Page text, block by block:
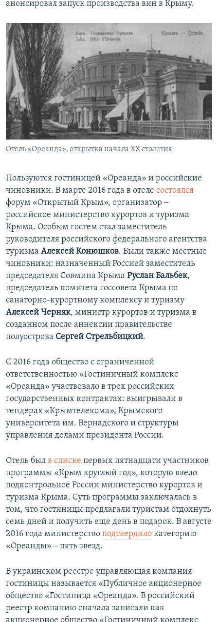
анонсировал запуск производства вин в Крыму.
Отель «Ореанда», открытка начала XX столетия
Пользуются гостиницей «Ореанда» и российские
чиновники. В марте 2016 года в отеле состоялся
форум «Открытый Крым», организатор ‒
российское министерство курортов и туризма
Крыма. Особым гостем стал заместитель
руководителя российского федерального агентства
туризма Алексей Конюшков. Были также местные
чиновники: назначенный Россией заместитель
председателя Совмина Крыма Руслан Бальбек,
председатель комитета госсовета Крыма по
санаторно-курортному комплексу и туризму
Алексей Черняк, министр курортов и туризма в
созданном после аннексии правительстве
полуострова Сергей Стрельбицкий.
С 2016 года общество с ограниченной
ответственностью «Гостиничный комплекс
«Ореанда» участвовало в трех российских
государственных контрактах: выигрывали в
тендерах «Крымтелекома», Крымского
университета им. Вернадского и структуры
управления делами президента России.
Отель был в списке первых пятнадцати участников
программы «Крым круглый год», которую ввело
подконтрольное России министерство курортов и
туризма Крыма. Суть программы заключалась в
том, что гостиницы предлагали туристам отдохнуть
семь дней и получить еще день в подарок. В августе
2016 года министерство подтвердило категорию
«Ореанды» ‒ пять звезд.
В украинском реестре управляющая компания
гостиницы называется «Публичное акционерное
общество «Гостиница «Ореанда». В российский
реестр компанию сначала записали как